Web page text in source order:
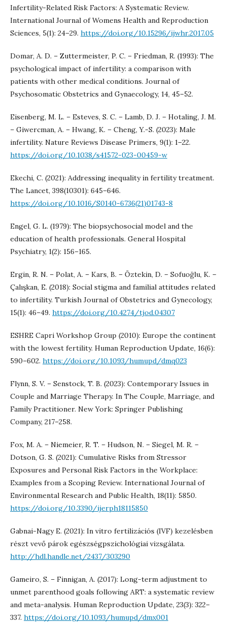
Infertility-Related Risk Factors: A Systematic Review.
International Journal of Womens Health and Reproduction
Sciences, 5(1): 24–29. https://doi.org/10.15296/ijwhr.2017.05
Domar, A. D. – Zuttermeister, P. C. – Friedman, R. (1993): The
psychological impact of infertility: a comparison with
patients with other medical conditions. Journal of
Psychosomatic Obstetrics and Gynaecology, 14, 45–52.
Eisenberg, M. L. – Esteves, S. C. – Lamb, D. J. – Hotaling, J. M.
– Giwercman, A. – Hwang, K. – Cheng, Y.-S. (2023): Male
infertility. Nature Reviews Disease Primers, 9(1): 1–22.
https://doi.org/10.1038/s41572-023-00459-w
Ekechi, C. (2021): Addressing inequality in fertility treatment.
The Lancet, 398(10301): 645–646.
https://doi.org/10.1016/S0140-6736(21)01743-8
Engel, G. L. (1979): The biopsychosocial model and the
education of health professionals. General Hospital
Psychiatry, 1(2): 156–165.
Ergin, R. N. – Polat, A. – Kars, B. – Öztekin, D. – Sofuoğlu, K. –
Çalışkan, E. (2018): Social stigma and familial attitudes related
to infertility. Turkish Journal of Obstetrics and Gynecology,
15(1): 46–49. https://doi.org/10.4274/tjod.04307
ESHRE Capri Workshop Group (2010): Europe the continent
with the lowest fertility. Human Reproduction Update, 16(6):
590–602. https://doi.org/10.1093/humupd/dmq023
Flynn, S. V. – Senstock, T. B. (2023): Contemporary Issues in
Couple and Marriage Therapy. In The Couple, Marriage, and
Family Practitioner. New York: Springer Publishing
Company, 217–258.
Fox, M. A. – Niemeier, R. T. – Hudson, N. – Siegel, M. R. –
Dotson, G. S. (2021): Cumulative Risks from Stressor
Exposures and Personal Risk Factors in the Workplace:
Examples from a Scoping Review. International Journal of
Environmental Research and Public Health, 18(11): 5850.
https://doi.org/10.3390/ijerph18115850
Gabnai-Nagy E. (2021): In vitro fertilizációs (IVF) kezelésben
részt vevő párok egészségpszichológiai vizsgálata.
http://hdl.handle.net/2437/303290
Gameiro, S. – Finnigan, A. (2017): Long-term adjustment to
unmet parenthood goals following ART: a systematic review
and meta-analysis. Human Reproduction Update, 23(3): 322–
337. https://doi.org/10.1093/humupd/dmx001